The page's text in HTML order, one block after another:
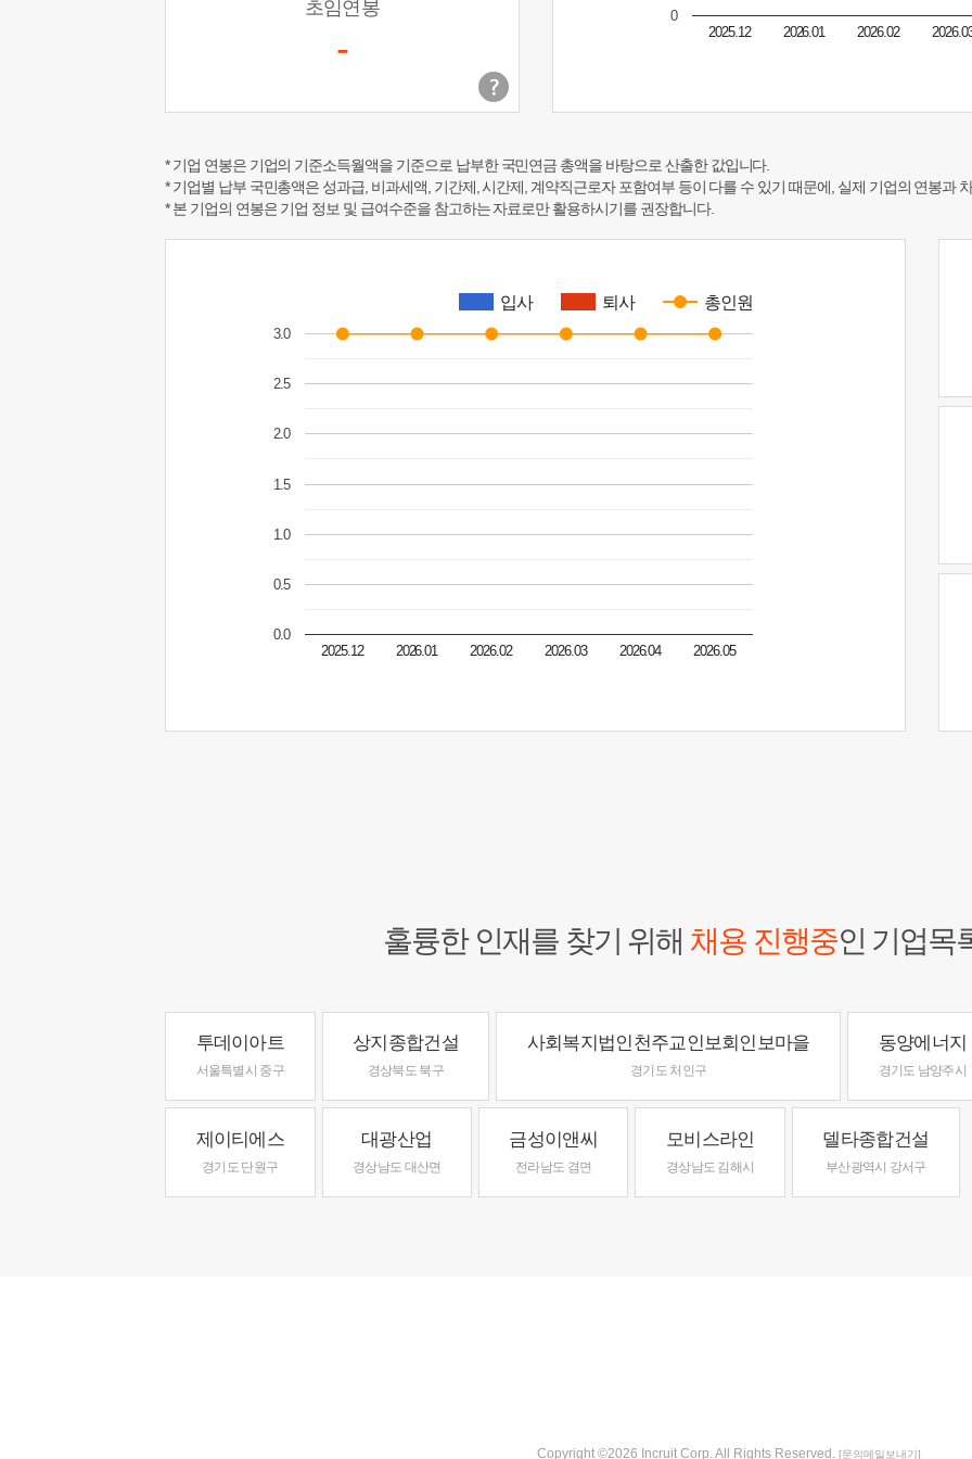
초임연봉
- 2025.12 2026.01 2026.02
0
* 기업 연봉은 기업의 기준소득월액을 기준으로 납부한 국민연금 총액을 바탕으로 산출한 값입니다.
* 기업별 납부 국민총액은 성과급, 비과세액, 기간제, 시간제, 계약직근로자 포함여부 등이 다를 수 있기 때문에, 실제 기업의 연봉과
* 본 기업의 연봉은 기업 정보 및 급여수준을 참고하는 자료로만 활용하시기를 권장합니다.
입사 퇴사 총인원
2025.12 2026.01 2026.02 2026.03 2026.04 2026.05
0.0
0.5
1.0
1.5
2.0
2.5
3.0
훌륭한 인재를 찾기 위해 채용 진행중인 기업목
투데이아트
서울특별시 중구
상지종합건설
경상북도 북구
사회복지법인천주교인보회인보마을
경기도 처인구
동양에너지
경기도 남양주시
제이티에스
경기도 단원구
대광산업
경상남도 대산면
금성이앤씨
전라남도 겸면
모비스라인
경상남도 김해시
델타종합건설
부산광역시 강서구
Copyright ©2026 Incruit Corp. All Rights Reserved. [문의메일보내기]